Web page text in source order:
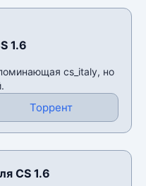
1.6
cs_italy, но
Торрент
CS 1.6